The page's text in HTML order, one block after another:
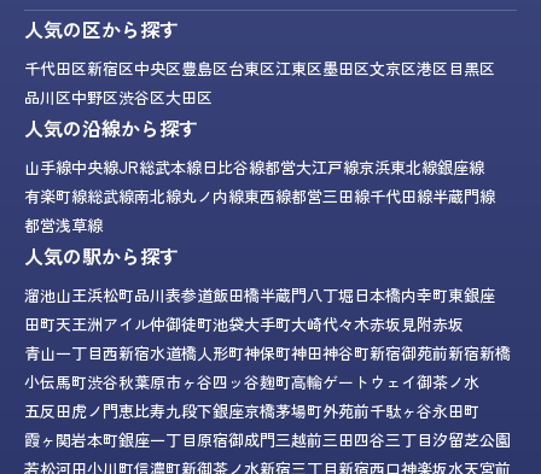
人気の区から探す
千代田区新宿区中央区豊島区台東区江東区墨田区文京区港区目黒区
品川区中野区渋谷区大田区
人気の沿線から探す
山手線中央線JR総武本線日比谷線都営大江戸線京浜東北線銀座線
有楽町線総武線南北線丸ノ内線東西線都営三田線千代田線半蔵門線
都営浅草線
人気の駅から探す
溜池山王浜松町品川表参道飯田橋半蔵門八丁堀日本橋内幸町東銀座
田町天王洲アイル仲御徒町池袋大手町大崎代々木赤坂見附赤坂
青山一丁目西新宿水道橋人形町神保町神田神谷町新宿御苑前新宿新橋
小伝馬町渋谷秋葉原市ヶ谷四ッ谷麹町高輪ゲートウェイ御茶ノ水
五反田虎ノ門恵比寿九段下銀座京橋茅場町外苑前千駄ヶ谷永田町
霞ヶ関岩本町銀座一丁目原宿御成門三越前三田四谷三丁目汐留芝公園
若松河田小川町信濃町新御茶ノ水新宿三丁目新宿西口神楽坂水天宮前